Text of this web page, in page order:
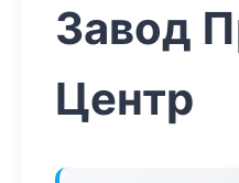
Завод
Центр